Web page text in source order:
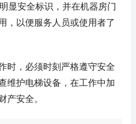
显安全标识，并在机器房门
，以便服务人员或使用者了
时，必须时刻严格遵守安全
维护电梯设备，在工作中加
产安全。